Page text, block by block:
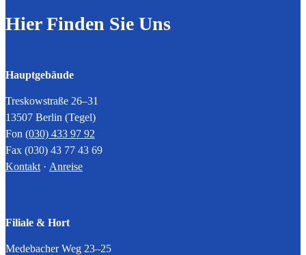
Hier Finden Sie Uns
Hauptgebäude
Treskowstraße 26–31
13507 Berlin (Tegel)
Fon (030) 433 97 92
Fax (030) 43 77 43 69
Kontakt · Anreise
Filiale & Hort
Medebacher Weg 23–25